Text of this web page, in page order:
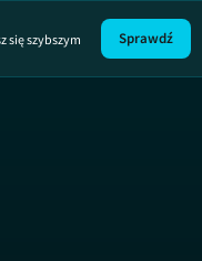
Projekt
się szybszym
Sprawdź